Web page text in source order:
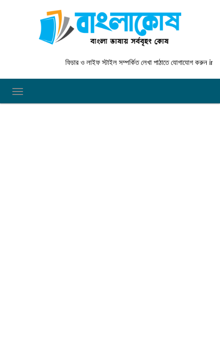
ফিচার ও লাইফ স্টাইল সম্পর্কিত লেখা পাঠাতে যোগাযোগ করুন
TOGGLE NAVIGATION